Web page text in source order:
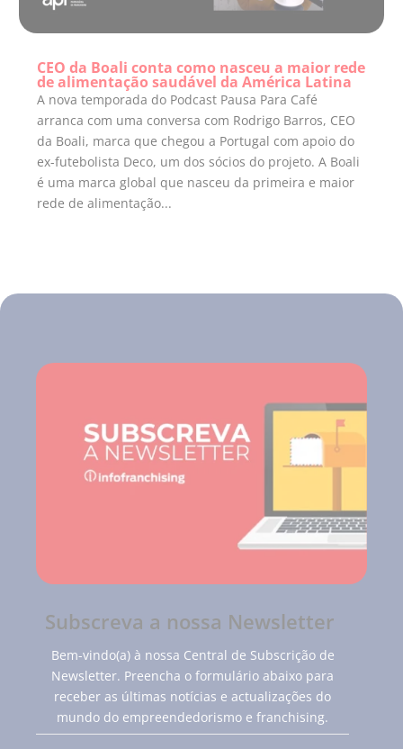
CEO da Boali conta como nasceu a maior rede
de alimentação saudável da América Latina
A nova temporada do Podcast Pausa Para Café
arranca com uma conversa com Rodrigo Barros, CEO
da Boali, marca que chegou a Portugal com apoio do
ex-futebolista Deco, um dos sócios do projeto. A Boali
é uma marca global que nasceu da primeira e maior
rede de alimentação...
Subscreva a nossa Newsletter
Bem-vindo(a) à nossa Central de Subscrição de
Newsletter. Preencha o formulário abaixo para
receber as últimas notícias e actualizações do
mundo do empreendedorismo e franchising.